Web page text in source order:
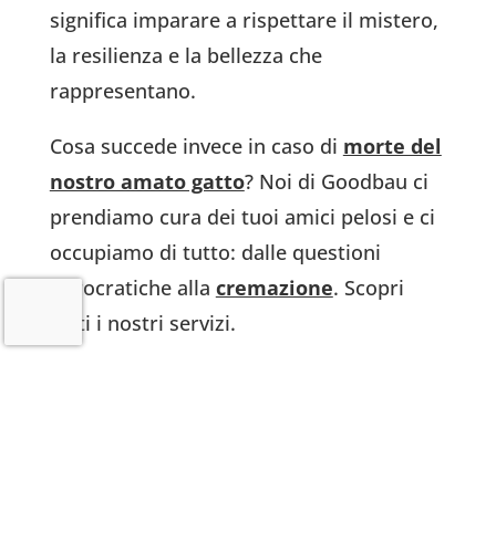
significa imparare a rispettare il mistero,
la resilienza e la bellezza che
rappresentano.
Cosa succede invece in caso di morte del
nostro amato gatto? Noi di Goodbau ci
prendiamo cura dei tuoi amici pelosi e ci
occupiamo di tutto: dalle questioni
burocratiche alla cremazione. Scopri
tutti i nostri servizi.